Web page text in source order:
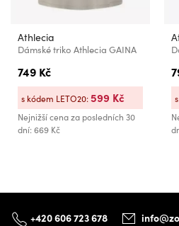
Athlecia
Dámské triko Athlecia GAINA
749 Kč
Nejnižší cena za posledních 30
dní: 669 Kč
s kódem LETO20:599 Kč
+420 606 723 678